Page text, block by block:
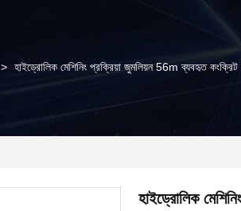
> হাইড্রোলিক মেশিনিং প্রক্রিয়া জুমলিয়ন 56m ব্যবহৃত
হাইড্রোলিক